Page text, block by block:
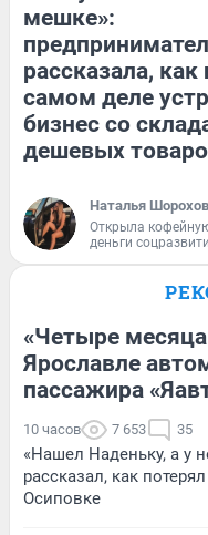
мешке»:
рассказала, как
самом деле
бизнес со
дешевых
Наталья
Открыла
деньги
«Четыре
Ярославле
пассажира
10 часов 7 653 35
«Нашел Наденьку, а у
рассказал, как
Осиповке